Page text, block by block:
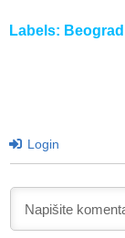
Labels: Beograd
Login